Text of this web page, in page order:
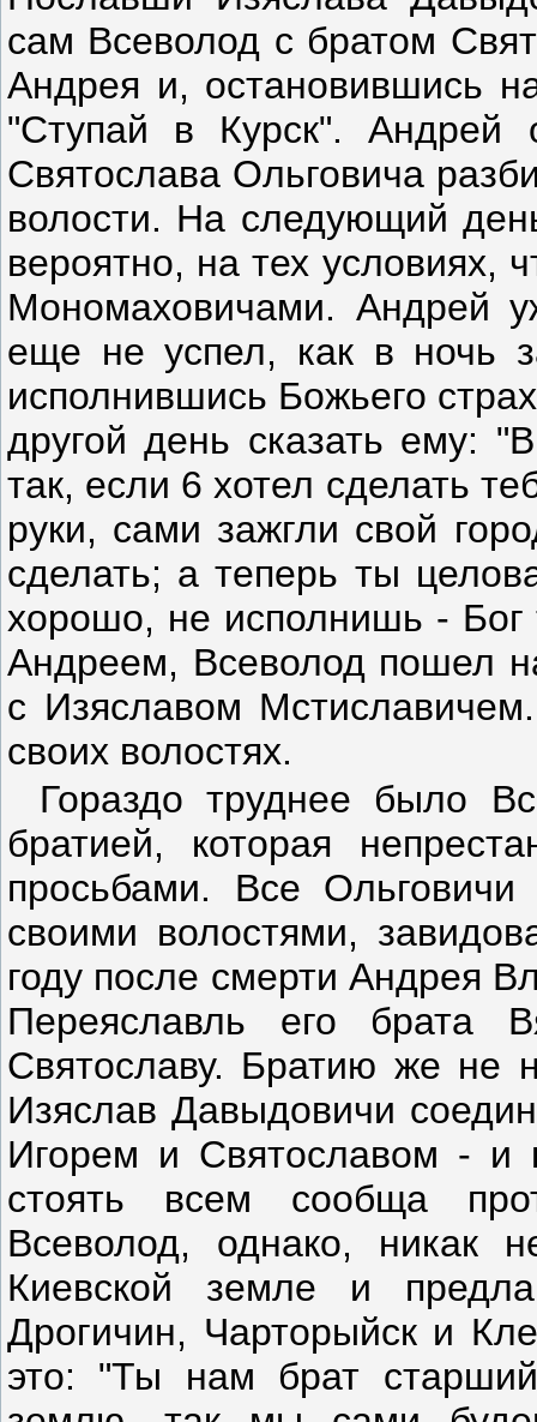
сам Всеволод с братом
Андрея и, остановившись
"Ступай в Курск". Андрей
Святослава Ольговича
волости. На следующий
вероятно, на тех условиях,
Мономаховичами. Андрей
еще не успел, как в ночь
исполнившись Божьего
другой день сказать ему:
так, если 6 хотел сделать
руки, сами зажгли свой
сделать; а теперь ты
хорошо, не исполнишь - Бог
Андреем, Всеволод пошел
с Изяславом
своих волостях.
Гораздо труднее было
братией, которая
просьбами. Все
своими волостями,
году после смерти Андрея
Переяславль его брата
Святославу. Братию же не
Изяслав Давыдовичи
Игорем и Святославом - и
стоять всем сообща
Всеволод, однако, никак
Киевской земле и
Дрогичин, Чарторыйск и
это: "Ты нам брат